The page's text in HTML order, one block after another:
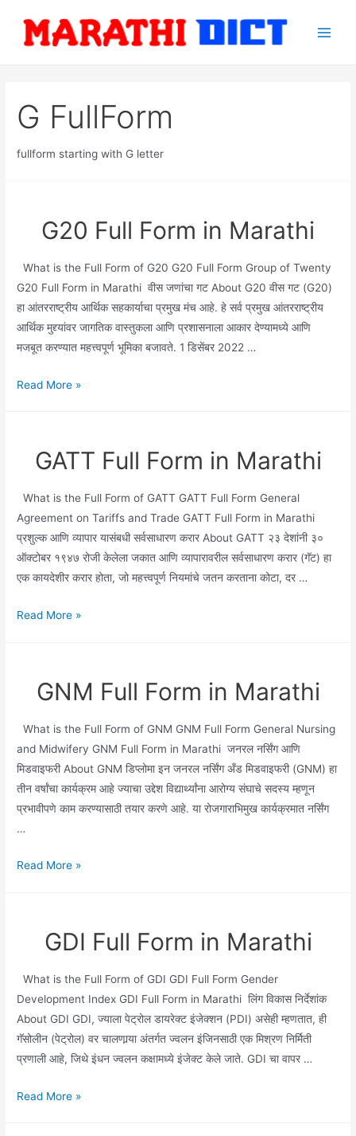
content
G FullForm
fullform starting with G letter
G20 Full Form in Marathi
What is the Full Form of G20 G20 Full Form Group of Twenty
G20 Full Form in Marathi वीस जणांचा गट About G20 वीस गट (G20)
हा आंतरराष्ट्रीय आर्थिक सहकार्याचा प्रमुख मंच आहे. हे सर्व प्रमुख आंतरराष्ट्रीय
आर्थिक मुद्द्यांवर जागतिक वास्तुकला आणि प्रशासनाला आकार देण्यामध्ये आणि
मजबूत करण्यात महत्त्वपूर्ण भूमिका बजावते. 1 डिसेंबर 2022 …
G20
Marathi
Read More »
GATT Full Form in Marathi
What is the Full Form of GATT GATT Full Form General
Agreement on Tariffs and Trade GATT Full Form in Marathi
प्रशुल्क आणि व्यापार यासंबधी सर्वसाधारण करार About GATT २३ देशांनी ३०
ऑक्टोबर १९४७ रोजी केलेला जकात आणि व्यापारावरील सर्वसाधारण करार (गॅट) हा
एक कायदेशीर करार होता, जो महत्त्वपूर्ण नियमांचे जतन करताना कोटा, दर …
GATT
Marathi
Read More »
GNM Full Form in Marathi
What is the Full Form of GNM GNM Full Form General Nursing
and Midwifery GNM Full Form in Marathi जनरल नर्सिंग आणि
मिडवाइफरी About GNM डिप्लोमा इन जनरल नर्सिंग अँड मिडवाइफरी (GNM) हा
तीन वर्षांचा कार्यक्रम आहे ज्याचा उद्देश विद्यार्थ्यांना आरोग्य संघाचे सदस्य म्हणून
प्रभावीपणे काम करण्यासाठी तयार करणे आहे. या रोजगाराभिमुख कार्यक्रमात नर्सिंग
…
GNM
Marathi
Read More »
GDI Full Form in Marathi
What is the Full Form of GDI GDI Full Form Gender
Development Index GDI Full Form in Marathi लिंग विकास निर्देशांक
About GDI GDI, ज्याला पेट्रोल डायरेक्ट इंजेक्शन (PDI) असेही म्हणतात, ही
गॅसोलीन (पेट्रोल) वर चालणार्‍या अंतर्गत ज्वलन इंजिनसाठी एक मिश्रण निर्मिती
प्रणाली आहे, जिथे इंधन ज्वलन कक्षामध्ये इंजेक्ट केले जाते. GDI चा वापर …
GDI
Read More »